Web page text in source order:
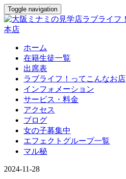
Toggle navigation
ホーム
在籍生徒一覧
出席表
ラブライフ！ってこんなお店
インフォメーション
サービス・料金
アクセス
ブログ
女の子募集中
エフェクトグループ一覧
マル秘
2024-11-28